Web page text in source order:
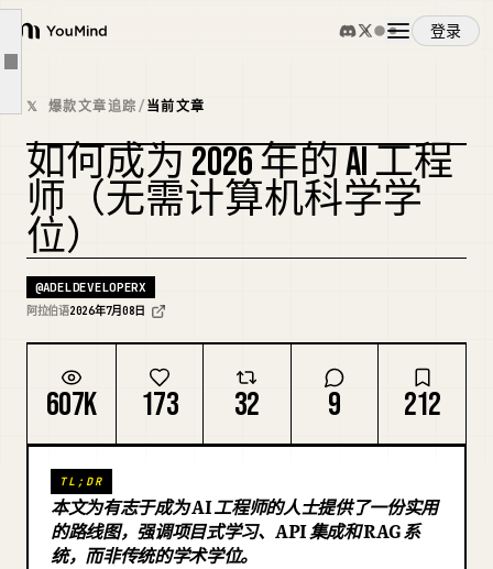
YouMind
登录
概览
使用案例
技能
提示词
下载
博客
文章大纲
第四阶段：学习构建 RAG 系统
例如。
第六阶段：学习如何发布你的项目并使其可供使用
如何获得你的第一份 AI 工程师工作？
获得第一份工作后学什么？
导致大多数人落后数年的错误
简短路线图
𝕏 爆款文章追踪/当前文章
复刻封面
如何成为 2026 年的 AI 工程
师（无需计算机科学学
位）
@ADELDEVELOPERX
阿拉伯语2026年7月08日
607K 173 32 9 212
TL;DR
本文为有志于成为 AI 工程师的人士提供了一份实用
的路线图，强调项目式学习、API 集成和 RAG 系
统，而非传统的学术学位。